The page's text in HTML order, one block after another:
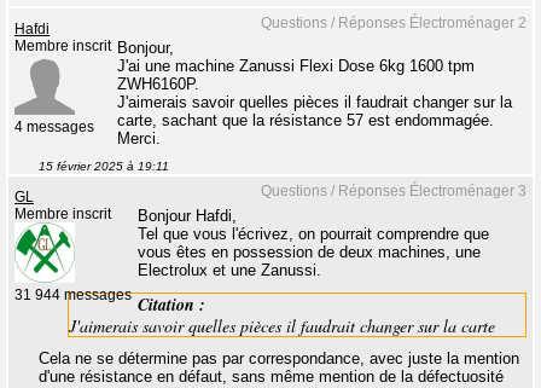
Questions / Réponses Électroménager 2
Hafdi
Membre inscrit
4 messages
Bonjour,
J'ai une machine Zanussi Flexi Dose 6kg 1600 tpm
ZWH6160P.
J'aimerais savoir quelles pièces il faudrait changer sur la
carte, sachant que la résistance 57 est endommagée.
Merci.
15 février 2025 à 19:11
Questions / Réponses Électroménager 3
GL
Membre inscrit
31 944 messages
Bonjour Hafdi,
Tel que vous l'écrivez, on pourrait comprendre que
vous êtes en possession de deux machines, une
Electrolux et une Zanussi.
Citation :
J'aimerais savoir quelles pièces il faudrait changer sur la carte
Cela ne se détermine pas par correspondance, avec juste la mention
d'une résistance en défaut, sans même mention de la défectuosité